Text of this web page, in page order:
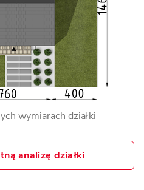
wymiarach działki
analizę działki